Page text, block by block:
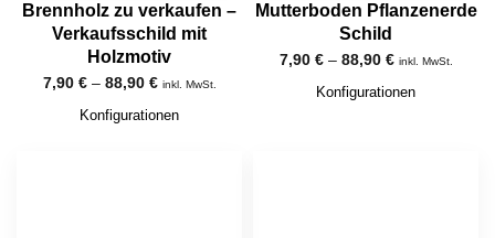
Brennholz zu verkaufen –
Verkaufsschild mit
Holzmotiv
7,90 €– 88,90 € inkl. MwSt.
Konfigurationen
Mutterboden Pflanzenerde
Schild
7,90 €– 88,90 € inkl. MwSt.
Konfigurationen